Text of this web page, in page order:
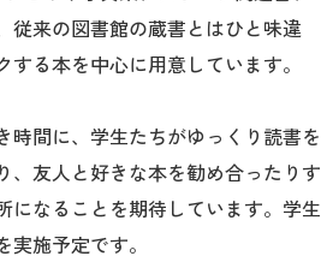
従来の図書館の蔵書とはひと味違
る本を中心に用意しています。
時間に、学生たちがゆっくり読書を
、友人と好きな本を勧め合ったりす
になることを期待しています。学生
施予定です。